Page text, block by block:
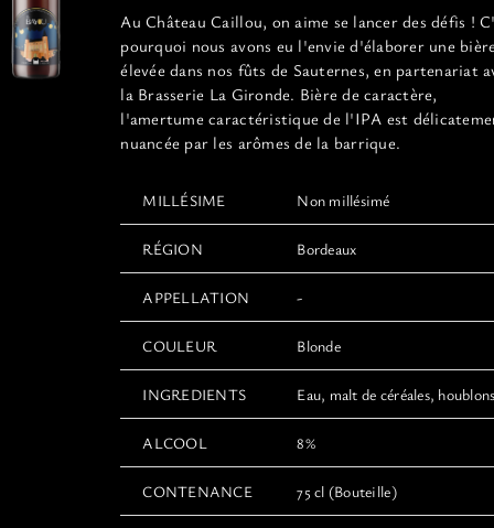
page
du
produit
Au Château Caillou, on aime se lancer des défis !
pourquoi nous avons eu l'envie d'élaborer une
élevée dans nos fûts de Sauternes, en partenariat
la Brasserie La Gironde. Bière de caractère,
l'amertume caractéristique de l'IPA est
nuancée par les arômes de la barrique.
MILLÉSIME Non millésimé
RÉGION Bordeaux
APPELLATION -
COULEUR Blonde
INGREDIENTS Eau, malt de céréales,
ALCOOL 8%
CONTENANCE 75 cl (Bouteille)